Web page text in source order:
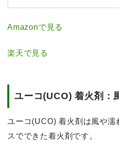
Amazonで見る
楽天で見る
ユーコ(UCO)
ユーコ(UCO) 着火剤は風や濡
スでできた着火剤です。